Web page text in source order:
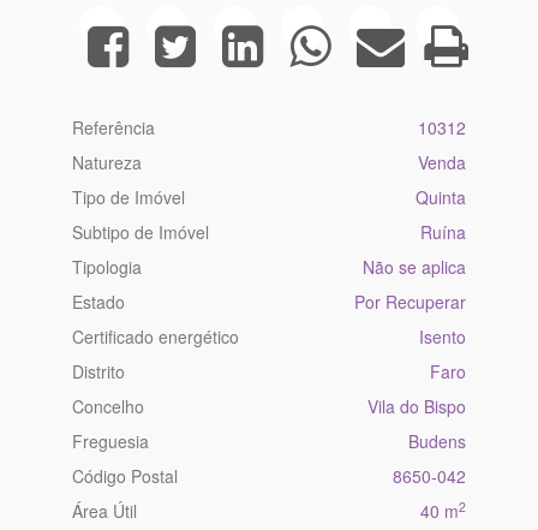
Referência
10312
Natureza
Venda
Tipo de Imóvel
Quinta
Subtipo de Imóvel
Ruína
Tipologia
Não se aplica
Estado
Por Recuperar
Certificado energético
Isento
Distrito
Faro
Concelho
Vila do Bispo
Freguesia
Budens
Código Postal
8650-042
Área Útil
40 m2